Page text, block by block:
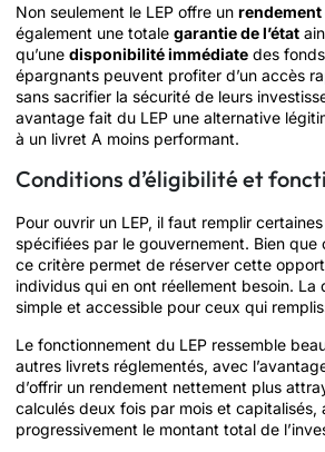
Non seulement le LEP offre un rendement
également une totale garantie de l’état
qu’une disponibilité immédiate des
épargnants peuvent profiter d’un accès
sans sacrifier la sécurité de leurs
avantage fait du LEP une alternative
à un livret A moins performant.
Conditions d’éligibilité et
Pour ouvrir un LEP, il faut remplir
spécifiées par le gouvernement. Bien que
ce critère permet de réserver cette
individus qui en ont réellement besoin. La
simple et accessible pour ceux qui
Le fonctionnement du LEP ressemble
autres livrets réglementés, avec
d’offrir un rendement nettement plus
calculés deux fois par mois et capitalisés,
progressivement le montant total de